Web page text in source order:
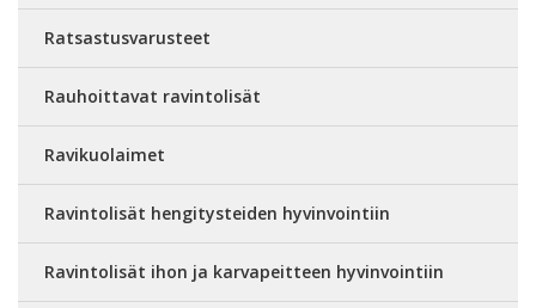
Ratsastusvarusteet
Rauhoittavat ravintolisät
Ravikuolaimet
Ravintolisät hengitysteiden hyvinvointiin
Ravintolisät ihon ja karvapeitteen hyvinvointiin